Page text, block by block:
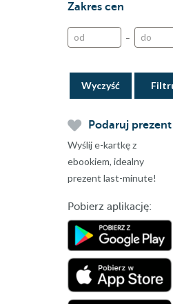
Zakres cen
–
Wyczyść
Podaruj prezent
Wyślij e-kartkę z
ebookiem, idealny
prezent last-minute!
Pobierz aplikację: